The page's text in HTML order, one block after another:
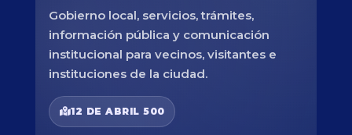
Gobierno local, servicios, trámites,
información pública y comunicación
institucional para vecinos, visitantes e
instituciones de la ciudad.
12 DE ABRIL 500